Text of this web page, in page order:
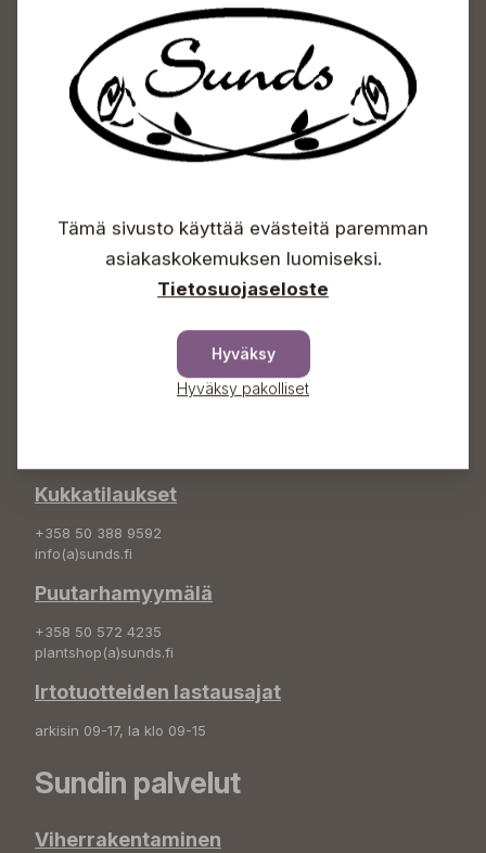
Sundin Puutarhakeskus
Sunnuntaisin Itsepalvelu
Info & vaihde
Kukkatilaukset
+358 50 388 9592
info(a)sunds.fi
Puutarhamyymälä
+358 50 572 4235
plantshop(a)sunds.fi
Irtotuotteiden lastausajat
arkisin 09-17, la klo 09-15
Sundin palvelut
Viherrakentaminen
Tämä sivusto käyttää evästeitä paremman
asiakaskokemuksen luomiseksi.
Tietosuojaseloste
Hyväksy
Hyväksy pakolliset